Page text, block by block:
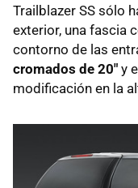
Trailblazer SS sólo
exterior, una fascia
contorno de las
cromados de 20" y
modificación en la